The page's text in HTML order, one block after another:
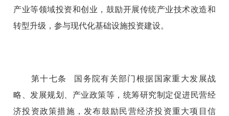
产业等领域投资和创业，鼓励开展传统产业技术改造和
转型升级，参与现代化基础设施投资建设。
第十七条 国务院有关部门根据国家重大发展战
略、发展规划、产业政策等，统筹研究制定促进民营经
济投资政策措施，发布鼓励民营经济投资重大项目信